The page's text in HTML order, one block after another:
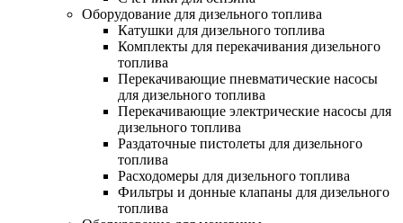
Оборудование для дизельного топлива
Катушки для дизельного топлива
Комплекты для перекачивания дизельного
топлива
Перекачивающие пневматические насосы
для дизельного топлива
Перекачивающие электрические насосы для
дизельного топлива
Раздаточные пистолеты для дизельного
топлива
Расходомеры для дизельного топлива
Фильтры и донные клапаны для дизельного
топлива